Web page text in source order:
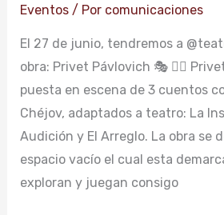
Eventos/ Por comunicaciones
El 27 de junio, tendremos a
obra: Privet Pávlovich 🎭 👉🏻
puesta en escena de 3 cuentos
Chéjov, adaptados a teatro: La
Audición y El Arreglo. La obra se
espacio vacío el cual esta
exploran y juegan consigo